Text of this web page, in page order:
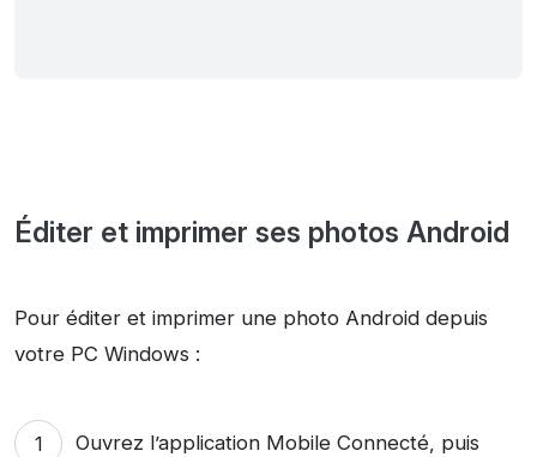
Éditer et imprimer ses photos Android
Pour éditer et imprimer une photo Android depuis
votre PC Windows :
Ouvrez l’application Mobile Connecté, puis